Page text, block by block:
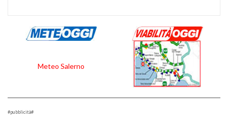
Meteo Salerno
#pubblicità#